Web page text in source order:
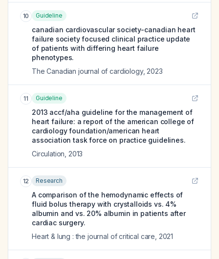
10 Guideline
canadian cardiovascular society-canadian heart
failure society focused clinical practice update
of patients with differing heart failure
phenotypes.
The Canadian journal of cardiology, 2023
11 Guideline
2013 accf/aha guideline for the management of
heart failure: a report of the american college of
cardiology foundation/american heart
association task force on practice guidelines.
Circulation 2013
12 Research
A comparison of the hemodynamic effects of
fluid bolus therapy with crystalloids vs. 4%
albumin and vs. 20% albumin in patients after
cardiac surgery.
Heart & lung : the journal of critical care 2021